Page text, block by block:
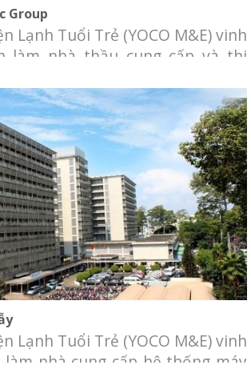
Group
Lạnh Tuổi Trẻ (YOCO M&E) vinh
làm nhà thầu cung cấp và thi
Cotec. Chủ đầu tư: Công ty CP
Triễn Nhà Đất Cotec Địa điểm:
H2,
Lạnh Tuổi Trẻ (YOCO M&E) vinh
nhà cung cấp hệ thống máy